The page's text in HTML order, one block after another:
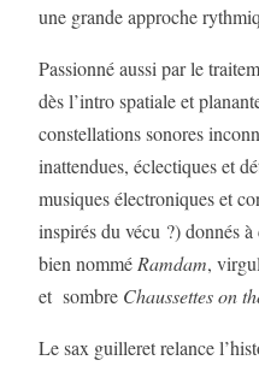
une grande approche
Passionné aussi par le
dès l’intro spatiale et
constellations sonores
inattendues, éclectiques et
musiques électroniques et
inspirés du vécu ?) donnés
bien nommé Ramdam,
et sombre Chaussettes on
Le sax guilleret relance